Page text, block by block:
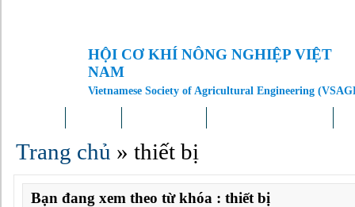
HỘI CƠ KHÍ NÔNG NGHIỆP VIỆT
NAM
Vietnamese Society of Agricultural Engineering
Trang chủ » thiết bị
Bạn đang xem theo từ khóa : thiết bị